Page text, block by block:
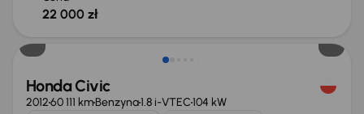
22 000 zł
Honda Civic
201260 111 kmBenzyna1.8 i-VTEC104 kW